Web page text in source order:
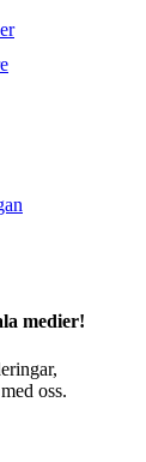
medier!
oss.